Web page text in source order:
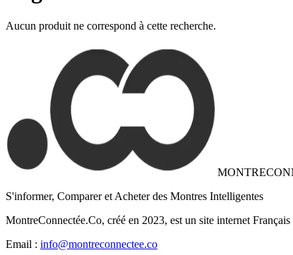
Aucun produit ne correspond à cette recherche.
S'informer, Comparer et Acheter des Montres Intelligentes
MontreConnectée.Co, créé en 2023, est un site internet
Email : info@montreconnectee.co